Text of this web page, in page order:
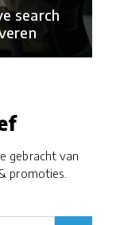
search
gebracht van
promoties.